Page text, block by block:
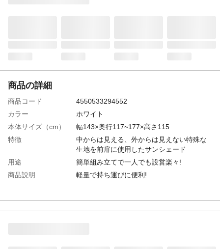
商品の詳細
商品コード
4550533294552
カラー
ホワイト
本体サイズ（cm）
幅143×奥行117~177×高さ115
特徴
中からは見える、外からは見えない特殊な
生地を前扉に使用したサンシェード
用途
簡単組み立てで一人でも設営楽々!
商品説明
軽量で持ち運びに便利!